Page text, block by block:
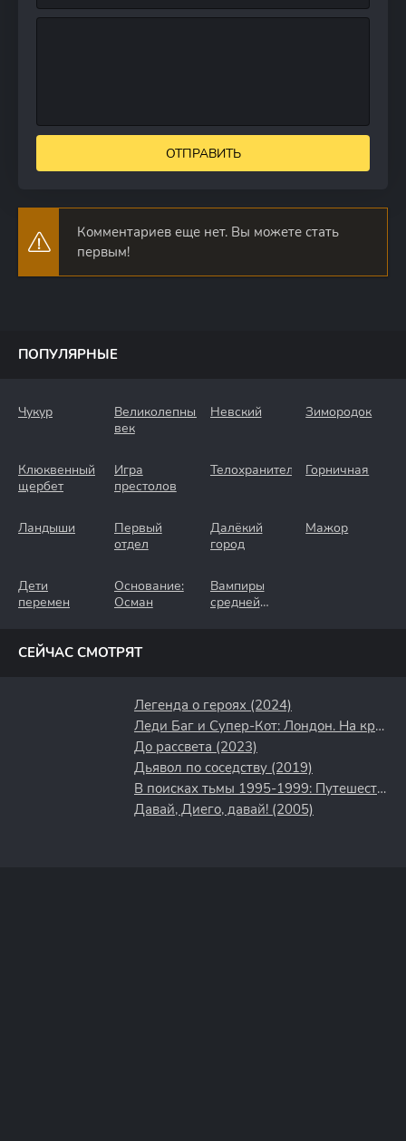
ОТПРАВИТЬ
Комментариев еще нет. Вы можете стать
первым!
ПОПУЛЯРНЫЕ
Чукур
Великолепный
век
Невский Зимородок
Клюквенный
щербет
Игра
престолов
Телохранители Горничная
Ландыши
Первый
отдел
Далёкий
город
Мажор
Дети
перемен
Основание:
Осман
Вампиры
средней
СЕЙЧАС СМОТРЯТ
Легенда о героях (2024)
Леди Баг и Супер-Кот: Лондон. На краю времени (2024)
До рассвета (2023)
Дьявол по соседству (2019)
В поисках тьмы 1995-1999: Путешествие в культовый хоррор 90-х (2025)
Давай, Диего, давай! (2005)